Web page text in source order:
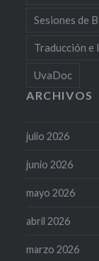
Sesiones de
Traducción
UvaDoc
ARCHIVOS
julio 2026
junio 2026
mayo 2026
abril 2026
marzo 2026